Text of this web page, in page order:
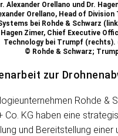
Alexander Orellano und Dr.
Orellano, Head of Division
bei Rohde & Schwarz
Hagen Zimer, Chief Executive
Technology bei Trumpf (rechts).
© Rohde & Schwarz;
zur
Rohde &
Co. KG haben eine
und Bereitstellung einer